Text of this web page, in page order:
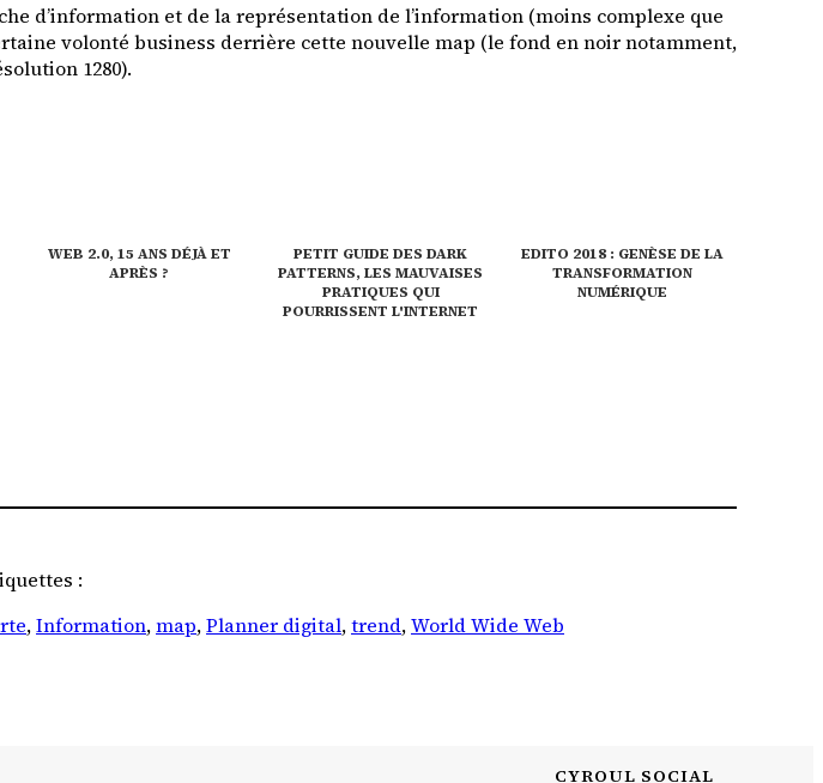
d’information et de la représentation de l’information (moins complexe que
volonté business derrière cette nouvelle map (le fond en noir notamment,
1280).
WEB 2.0, 15 ANS DÉJÀ ET
APRÈS ?
PETIT GUIDE DES DARK
PATTERNS, LES MAUVAISES
PRATIQUES QUI
POURRISSENT L'INTERNET
EDITO 2018 : GENÈSE DE LA
TRANSFORMATION
NUMÉRIQUE
:
, Information, map, Planner digital, trend, World Wide Web
CYROUL SOCIAL